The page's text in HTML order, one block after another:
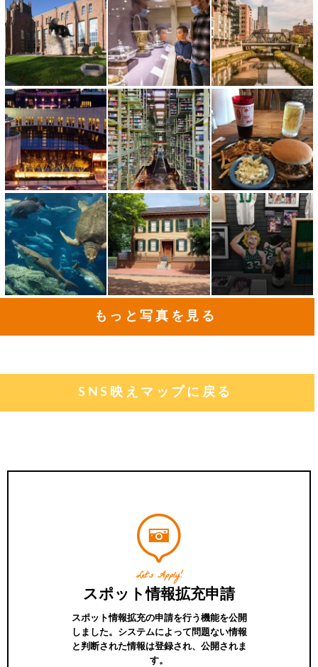
もっと写真を見る
SNS映えマップに戻る
Let's Apply!
スポット情報拡充申請
スポット情報拡充の申請を行う機能を公開
しました。システムによって問題ない情報
と判断された情報は登録され、公開されま
す。